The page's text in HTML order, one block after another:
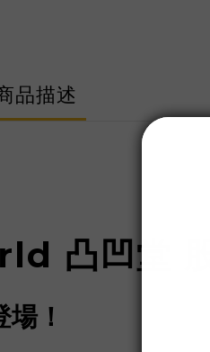
品描述
凸凹堂
！